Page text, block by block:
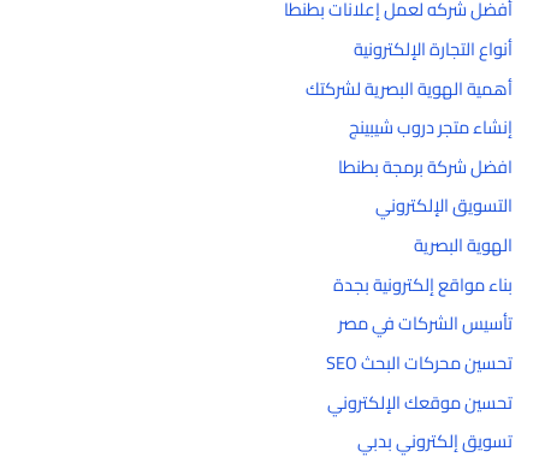
أفضل شركه لعمل إعلانات بطنطا
أنواع التجارة الإلكترونية
أهمية الهوية البصرية لشركتك
إنشاء متجر دروب شيبينج
افضل شركة برمجة بطنطا
التسويق الإلكتروني
الهوية البصرية
بناء مواقع إلكترونية بجدة
تأسيس الشركات في مصر
تحسين محركات البحث SEO
تحسين موقعك الإلكتروني
تسويق إلكتروني بدبي